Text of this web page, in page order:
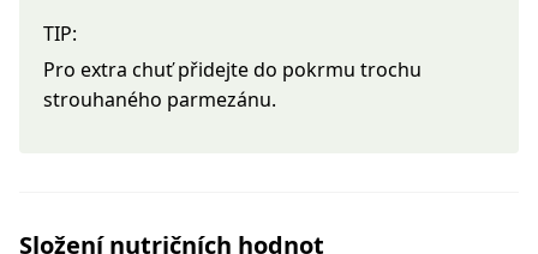
TIP:
Pro extra chuť přidejte do pokrmu trochu
strouhaného parmezánu.
Složení nutričních hodnot